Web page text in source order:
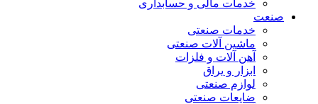
خدمات مالی و حسابداری
صنعت
خدمات صنعتی
ماشین آلات صنعتی
آهن آلات و فلزات
ابزار و یراق
لوازم صنعتی
ضایعات صنعتی